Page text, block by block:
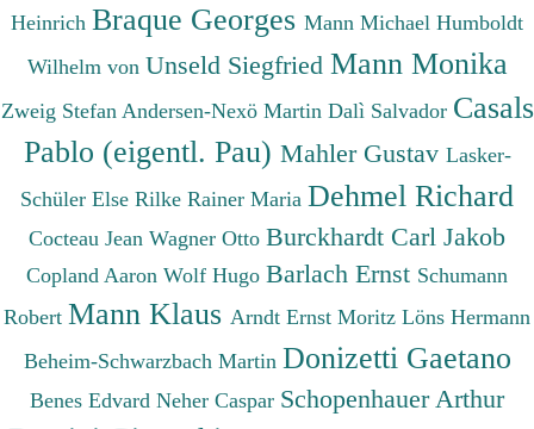
Heinrich Braque Georges Mann Michael Humboldt
Wilhelm von Unseld Siegfried Mann Monika
Zweig Stefan Andersen-Nexö Martin Dalì Salvador Casals
Pablo (eigentl. Pau) Mahler Gustav Lasker-
Schüler Else Rilke Rainer Maria Dehmel Richard
Cocteau Jean Wagner Otto Burckhardt Carl Jakob
Copland Aaron Wolf Hugo Barlach Ernst Schumann
Robert Mann Klaus Arndt Ernst Moritz Löns Hermann
Beheim-Schwarzbach Martin Donizetti Gaetano
Benes Edvard Neher Caspar Schopenhauer Arthur